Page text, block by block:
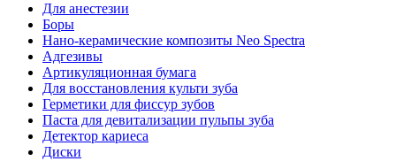
Для анестезии
Боры
Нано-керамические композиты Neo Spectra
Адгезивы
Артикуляционная бумага
Для восстановления культи зуба
Герметики для фиссур зубов
Паста для девитализации пульпы зуба
Детектор кариеса
Диски